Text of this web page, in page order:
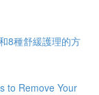
8種舒緩護理的方
to Remove Your